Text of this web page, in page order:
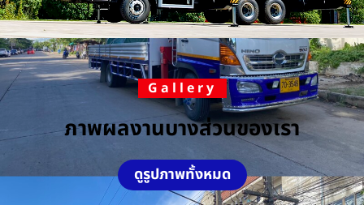
Gallery
ภาพผลงานบางส่วนของเรา
ดูรูปภาพทั้งหมด